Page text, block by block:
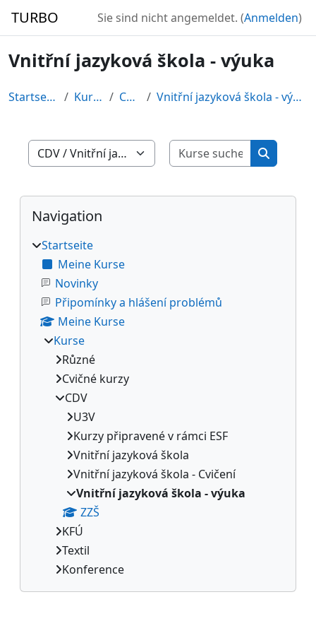
TURBO Sie sind nicht angemeldet. (Anmelden)
Vnitřní jazyková škola - výuka
Startseite Kurse CDV Vnitřní jazyková škola - výuka
Kursbereiche
Kurse
Kurse
Blöcke
Navigation überspringen
Navigation
Startseite
Meine Kurse
Novinky
Připomínky a hlášení problémů
Meine Kurse
Kurse
Různé
Cvičné kurzy
CDV
U3V
Kurzy připravené v rámci ESF
Vnitřní jazyková škola
Vnitřní jazyková škola - Cvičení
Vnitřní jazyková škola - výuka
ZZŠ
KFÚ
Textil
Konference